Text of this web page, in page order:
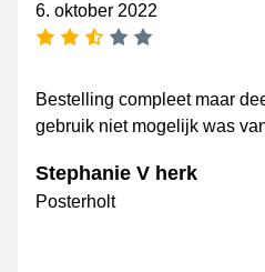
6. oktober 2022
Bestelling compleet maar
gebruik niet mogelijk was
Stephanie V herk
Posterholt